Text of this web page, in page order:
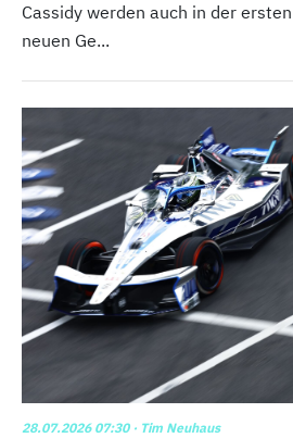
Cassidy werden auch in der
neuen Ge...
28.07.2026 07:30· Tim Neuhaus